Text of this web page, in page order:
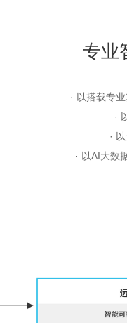
专业
· 以搭载专
·
·
· 以AI大数